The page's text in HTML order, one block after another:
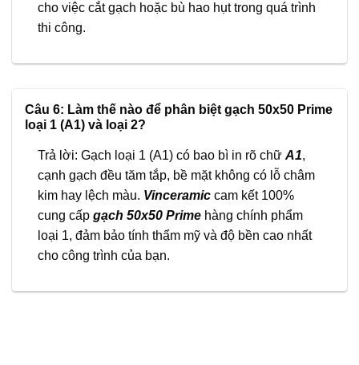
cho việc cắt gạch hoặc bù hao hụt trong quá trình
thi công.
Câu 6: Làm thế nào để phân biệt gạch 50x50 Prime
loại 1 (A1) và loại 2?
Trả lời: Gạch loại 1 (A1) có bao bì in rõ chữ A1,
cạnh gạch đều tăm tắp, bề mặt không có lỗ châm
kim hay lệch màu. Vinceramic cam kết 100%
cung cấp gạch 50x50 Prime hàng chính phẩm
loại 1, đảm bảo tính thẩm mỹ và độ bền cao nhất
cho công trình của bạn.